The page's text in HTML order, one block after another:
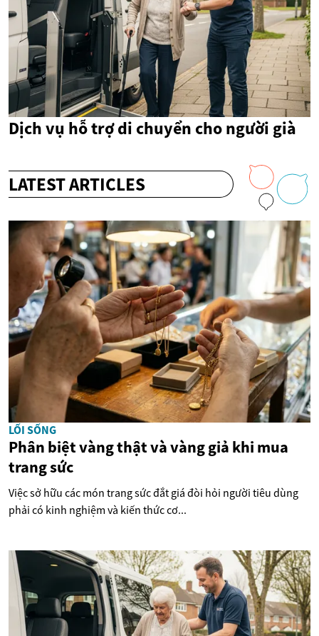
Dịch vụ hỗ trợ di chuyển cho người già
LATEST ARTICLES
LỐI SỐNG
Phân biệt vàng thật và vàng giả khi mua
trang sức
Việc sở hữu các món trang sức đắt giá đòi hỏi người tiêu dùng
phải có kinh nghiệm và kiến thức cơ...